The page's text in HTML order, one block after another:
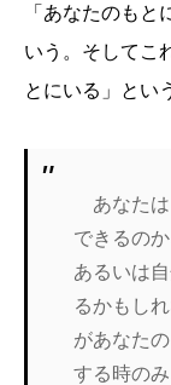
「あなたのも
いう。そしてこ
とにいる」とい
あなたは
できるの
あるいは
るかもし
があなた
する時の